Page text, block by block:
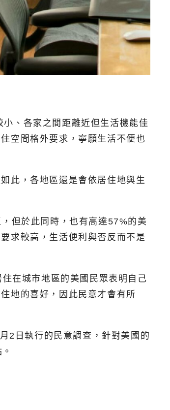
、各家之間距離近但生活機能佳
空間格外要求，寧願生活不便也
此，各地區還是會依居住地與生
但於此同時，也有高達57%的美
求較高，生活便利與否反而不是
在城市地區的美國民眾表明自己
地的喜好，因此民意才會有所
2日執行的民意調查，針對美國的